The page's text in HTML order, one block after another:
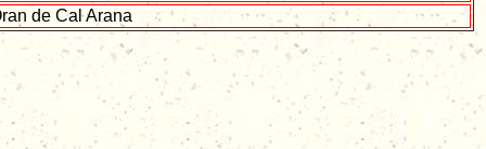
de Cal Arana